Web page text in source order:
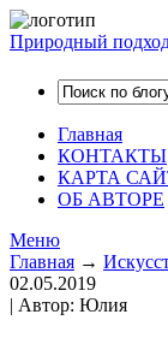
Природный
Главная
КОНТАКТЫ
КАРТА
ОБ АВТОРЕ
Меню
Главная →
02.05.2019
| Автор: Юлия